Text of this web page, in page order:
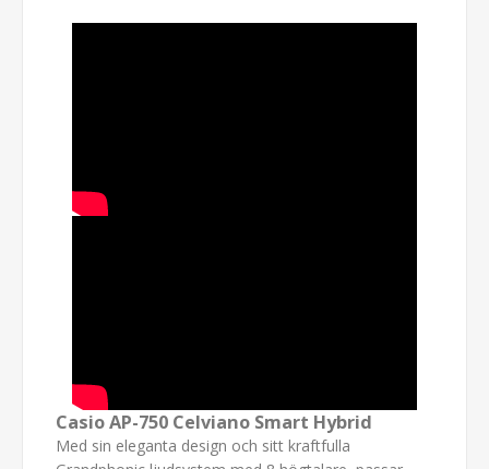
Casio AP-750 Celviano Smart Hybrid
Med sin eleganta design och sitt kraftfulla